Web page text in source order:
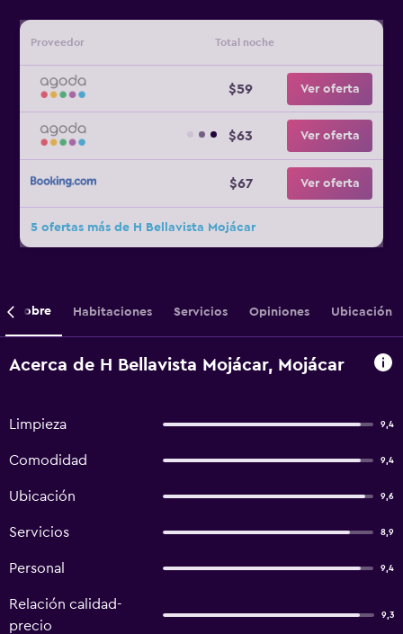
Proveedor Total noche
$59 Ver oferta
$63 Ver oferta
$67 Ver oferta
5 ofertas más de H Bellavista Mojácar
Sobre Habitaciones Servicios Opiniones Ubicación
Acerca de H Bellavista Mojácar, Mojácar
Limpieza 9,4
Comodidad 9,4
Ubicación 9,6
Servicios 8,9
Personal 9,4
Relación calidad-
precio
9,3